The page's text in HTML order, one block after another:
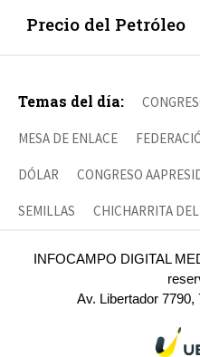
Precio del Petróleo
Temas del día:
MESA DE ENLACE
DÓLAR CONGRESO
SEMILLAS CHICHARRITA
INFOCAMPO DIGITAL
Av. Libertador 7790,